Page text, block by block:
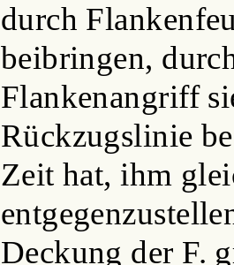
durch
beibringen,
Flankenangriff
Rückzugslinie
Zeit hat, ihm
Deckung der F.